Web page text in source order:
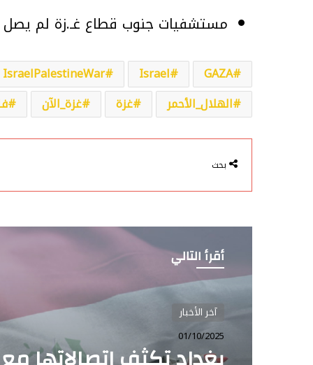
مستشفيات جنوب قطاع غـ.زة لم يصل إليها
GAZA
Israel
IsraelPalestineWar
الهلال_الأحمر
غزة غزة_الآن
بحث
أقرأ التالي
آخر الأخبار
01/10/2025
آخر الأخبار
19/05/2025